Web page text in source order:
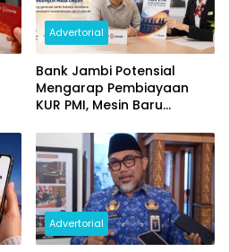
Advertorial
Bank Jambi Potensial
Mengarap Pembiayaan
KUR PMI, Mesin Baru
Daerah
Advertorial